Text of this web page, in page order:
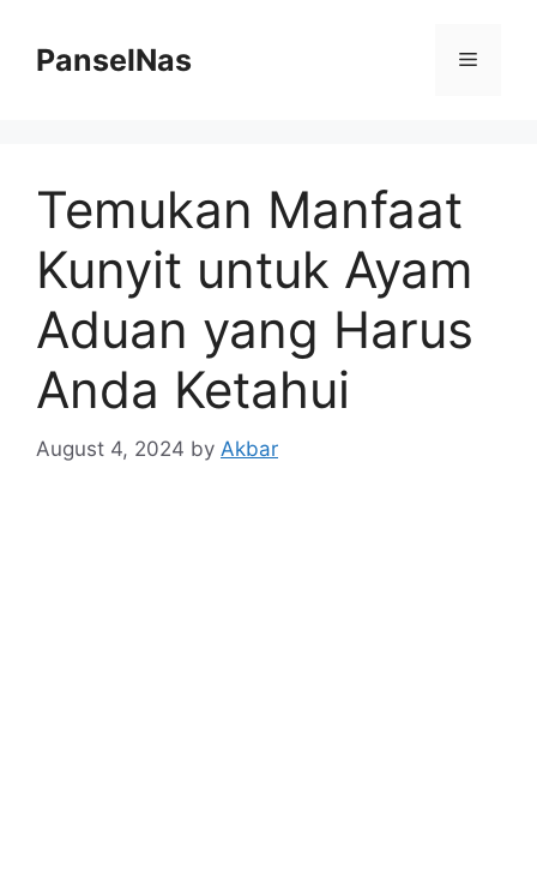
contentPanselNas Menu
Temukan Manfaat
Kunyit untuk Ayam
Aduan yang Harus
Anda Ketahui
August 4, 2024 by Akbar